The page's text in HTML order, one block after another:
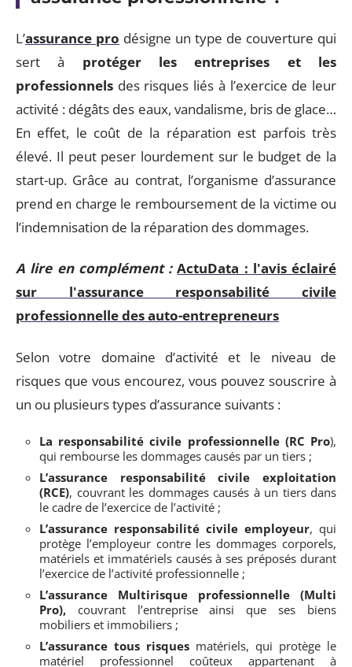
L’assurance pro désigne un type de couverture qui
sert à protéger les entreprises et les
professionnels des risques liés à l’exercice de leur
activité : dégâts des eaux, vandalisme, bris de glace…
En effet, le coût de la réparation est parfois très
élevé. Il peut peser lourdement sur le budget de la
start-up. Grâce au contrat, l’organisme d’assurance
prend en charge le remboursement de la victime ou
l’indemnisation de la réparation des dommages.
A lire en complément : ActuData : l'avis éclairé
sur l'assurance responsabilité civile
professionnelle des auto-entrepreneurs
Selon votre domaine d’activité et le niveau de
risques que vous encourez, vous pouvez souscrire à
un ou plusieurs types d’assurance suivants :
La responsabilité civile professionnelle (RC Pro),
qui rembourse les dommages causés par un tiers ;
L’assurance responsabilité civile exploitation
(RCE), couvrant les dommages causés à un tiers dans
le cadre de l’exercice de l’activité ;
L’assurance responsabilité civile employeur, qui
protège l’employeur contre les dommages corporels,
matériels et immatériels causés à ses préposés durant
l’exercice de l’activité professionnelle ;
L’assurance Multirisque professionnelle (Multi
Pro), couvrant l’entreprise ainsi que ses biens
mobiliers et immobiliers ;
L’assurance tous risques matériels, qui protège le
matériel professionnel coûteux appartenant à